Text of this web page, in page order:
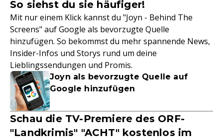
So siehst du sie häufiger!
Mit nur einem Klick kannst du "Joyn - Behind The
Screens" auf Google als bevorzugte Quelle
hinzufügen. So bekommst du mehr spannende News,
Insider-Infos und Storys rund um deine
Lieblingssendungen und Promis.
Joyn als bevorzugte Quelle auf
Google hinzufügen
Schau die TV-Premiere des ORF-
"Landkrimis" "ACHT" kostenlos im